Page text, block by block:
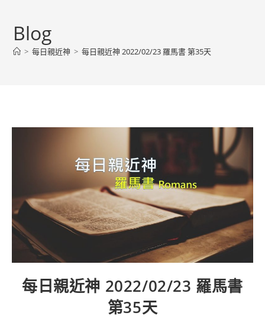
Blog
> 每日親近神 > 每日親近神 2022/02/23 羅馬書 第35天
每日親近神 2022/02/23 羅馬書
第35天